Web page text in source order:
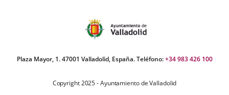
Plaza Mayor, 1. 47001 Valladolid, España. Teléfono:+34 983 426 100
Copyright 2025 - Ayuntamiento de Valladolid